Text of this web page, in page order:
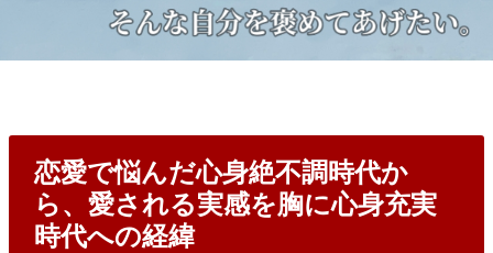
恋愛で悩んだ心身絶不調時代か
ら、愛される実感を胸に心身充実
時代への経緯